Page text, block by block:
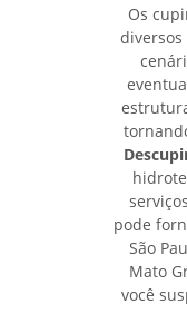
Os
diversos
pode
São
Mato
você